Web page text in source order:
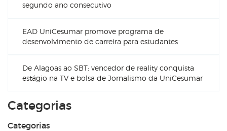
segundo ano consecutivo
EAD UniCesumar promove programa de
desenvolvimento de carreira para estudantes
De Alagoas ao SBT: vencedor de reality conquista
estágio na TV e bolsa de Jornalismo da UniCesumar
Categorias
Categorias